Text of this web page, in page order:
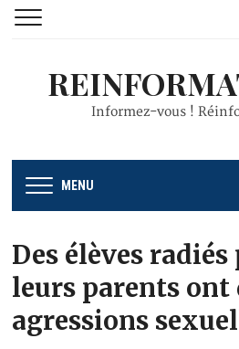
Informez-vous !
MENU
Des élèves radiés
leurs parents ont
agressions